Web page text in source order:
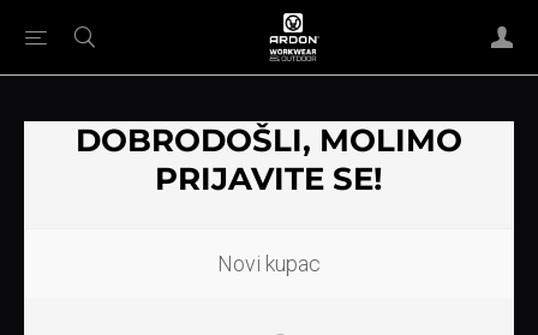
DOBRODOŠLI, MOLIMO
PRIJAVITE SE!
Novi kupac